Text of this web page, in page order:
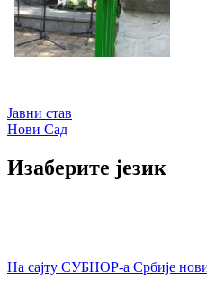
Кретање
чланка
Јавни став
Нови Сад
Изаберите језик
На сајту СУБНОР-а Србије